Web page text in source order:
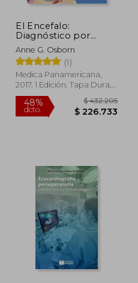
50%
El Encefalo:
Diagnóstico por
Imagen, Patología y
Anatomía
Anne G. Osborn
(1)
Medica Panamericana,
2017, 1 Edición, Tapa Dura,
Nuevo